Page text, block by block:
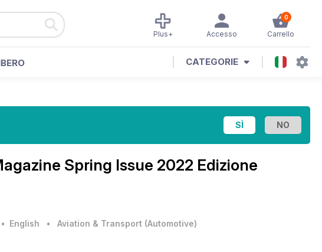
0
Carrello
Accesso
Plus+
CATEGORIE
Spring Issue 2022 Edizione
• English • Aviation & Transport (Automotive)